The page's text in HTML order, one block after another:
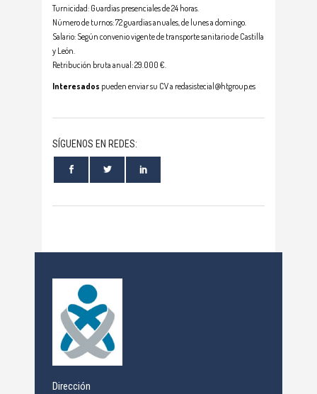
Turnicidad: Guardias presenciales de 24 horas.
Número de turnos: 72 guardias anuales, de lunes a domingo.
Salario: Según convenio vigente de transporte sanitario de Castilla
y León.
Retribución bruta anual: 29.000 €.
Interesados pueden enviar su CV a redasistecial@htgroup.es
SÍGUENOS EN REDES:
Dirección